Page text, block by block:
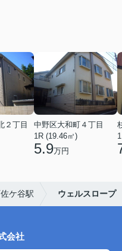
２丁目
中野区大和町４丁目
1R (19.46㎡)
5.9万円
ケ谷駅 ウェルスロープ
会社